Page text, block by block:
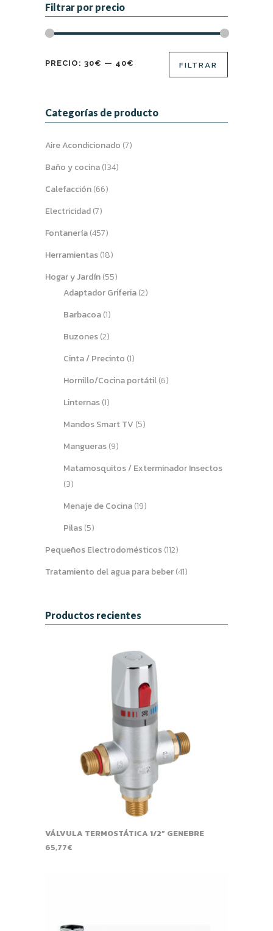
Filtrar por precio
Precio
Precio
FILTRAR
PRECIO: 30€ — 40€
Categorías de producto
Aire Acondicionado (7)
Baño y cocina(134)
Calefacción(66)
Electricidad(7)
Fontanería(457)
Herramientas(18)
Hogar y Jardín(55)
Adaptador Griferia(2)
Barbacoa(1)
Buzones(2)
Cinta / Precinto (1)
Hornillo/Cocina portátil(6)
Linternas(1)
Mandos Smart TV (5)
Mangueras(9)
Matamosquitos / Exterminador Insectos
(3)
Menaje de Cocina(19)
Pilas(5)
Pequeños Electrodomésticos(112)
Tratamiento del agua para beber(41)
Productos recientes
VÁLVULA TERMOSTÁTICA 1/2” GENEBRE
65,77€